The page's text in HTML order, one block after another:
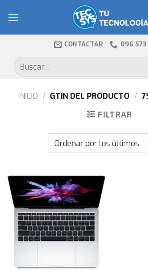
CONTACTAR 096
Buscar
por:
INICIO / GTIN DEL PRODUCTO /
FILTRAR